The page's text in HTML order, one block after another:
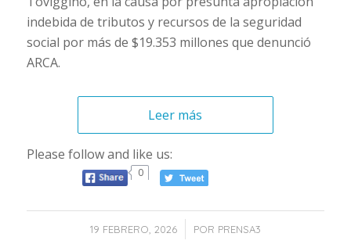
indebida de tributos y recursos de la seguridad
social por más de $19.353 millones que denunció
ARCA.
Leer más
Please follow and like us:
0
19 FEBRERO, 2026
/ POR PRENSA3